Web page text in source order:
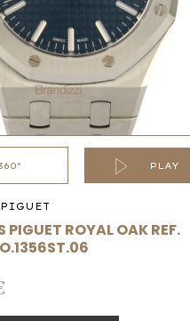
PLAY
PIGUET ROYAL OAK REF.